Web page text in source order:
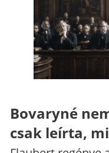
Bovaryné
csak leírta,